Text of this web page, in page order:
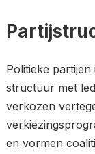
Politieke
structuur met
verkozen
en vormen